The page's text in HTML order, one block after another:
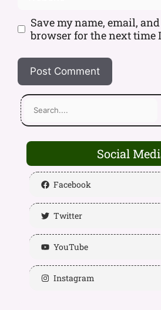
Save my name, email,
browser for the next time
Social
Facebook
Twitter
YouTube
Instagram